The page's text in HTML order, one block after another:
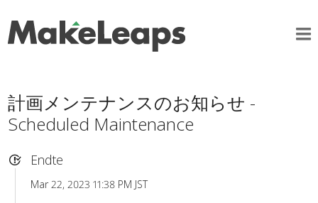
計画メンテナンスのお知らせ -
Scheduled Maintenance
Endte
Mar 22, 2023 11:38 PM JST